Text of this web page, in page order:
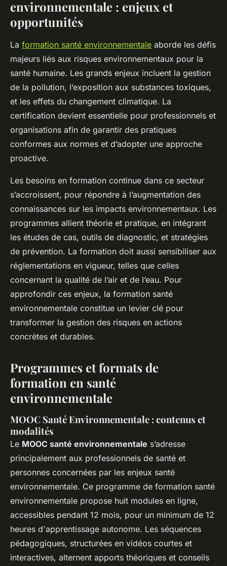
environnementale : enjeux et
opportunités
La formation santé environnementale aborde les défis
majeurs liés aux risques environnementaux pour la
santé humaine. Les grands enjeux incluent la gestion
de la pollution, l’exposition aux substances toxiques,
et les effets du changement climatique. La
certification devient essentielle pour professionnels et
organisations afin de garantir des pratiques
conformes aux normes et d’adopter une approche
proactive.
Les besoins en formation continue dans ce secteur
s’accroissent, pour répondre à l’augmentation des
connaissances sur les impacts environnementaux. Les
programmes allient théorie et pratique, en intégrant
les études de cas, outils de diagnostic, et stratégies
de prévention. La formation doit aussi sensibiliser aux
réglementations en vigueur, telles que celles
concernant la qualité de l’air et de l’eau. Pour
approfondir ces enjeux, la formation santé
environnementale constitue un levier clé pour
transformer la gestion des risques en actions
concrètes et durables.
Programmes et formats de
formation en santé
environnementale
MOOC Santé Environnementale : contenus et
modalités
Le MOOC santé environnementale s’adresse
principalement aux professionnels de santé et
personnes concernées par les enjeux santé
environnementale. Ce programme de formation santé
environnementale propose huit modules en ligne,
accessibles pendant 12 mois, pour un minimum de 12
heures d'apprentissage autonome. Les séquences
pédagogiques, structurées en vidéos courtes et
interactives, alternent apports théoriques et conseils